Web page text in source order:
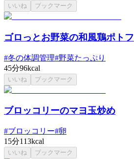
いいね ブックマーク
ゴロっとお野菜の和風鶏ポトフ
#冬の体調管理#野菜たっぷり
45分96kcal
いいね ブックマーク
ブロッコリーのマヨ玉炒め
#ブロッコリー#卵
15分113kcal
いいね ブックマーク